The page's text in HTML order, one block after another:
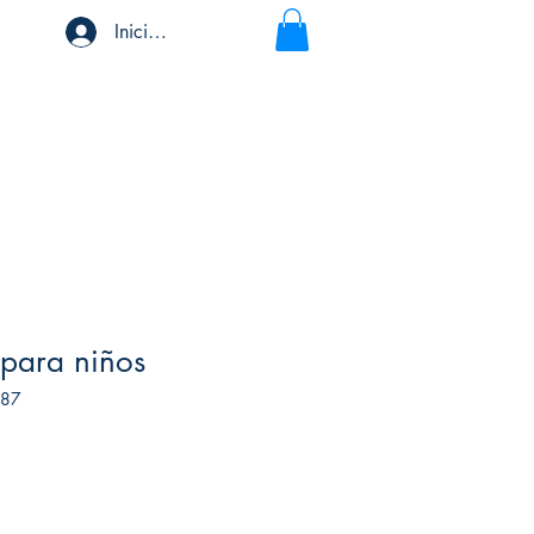
Iniciar sesión
niños